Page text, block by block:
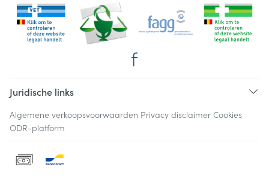
Juridische links
Algemene verkoopsvoorwaarden Privacy disclaimer Cookies
ODR-platform